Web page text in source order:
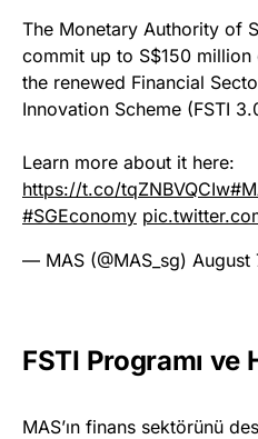
The Monetary Authority of
commit up to S$150
the renewed Financial
Innovation Scheme (FSTI
Learn more about it here:
https://t.co/tqZNBVQCIw
#SGEconomy
— MAS (@MAS_sg) August
FSTI Programı ve
MAS’ın finans sektörünü